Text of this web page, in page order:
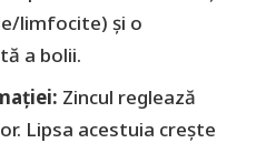
limfocite) și o
a bolii.
Zincul reglează
Lipsa acestuia crește